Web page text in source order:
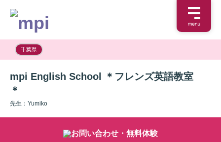
千葉県
mpi English School ＊フレンズ英語教室
＊
先生：Yumiko